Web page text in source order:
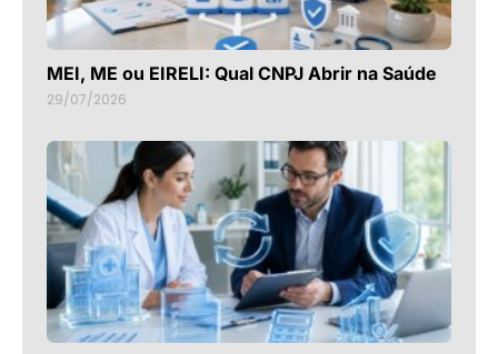
MEI, ME ou EIRELI: Qual CNPJ Abrir na Saúde
29/07/2026